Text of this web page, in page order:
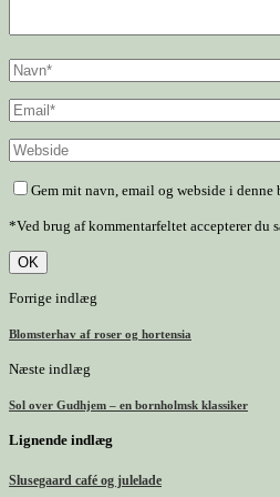
Gem mit navn, email og webside i
*Ved brug af kommentarfeltet accepterer
Forrige indlæg
Blomsterhav af roser og hortensia
Næste indlæg
Sol over Gudhjem – en bornholmsk klassiker
Lignende indlæg
Slusegaard café og julelade